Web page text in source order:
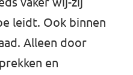
leidt. Ook binnen
Alleen door
en